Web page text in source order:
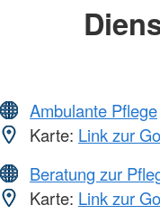
Ambulante Pflege
Karte: Link zur
Beratung zur
Karte: Link zur